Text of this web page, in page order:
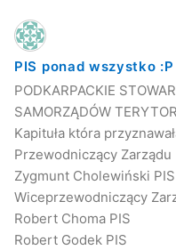
PIS ponad wszystko :P
PODKARPACKIE
SAMORZĄDÓW
Kapituła która
Przewodniczący Zarządu
Zygmunt Cholewiński PIS
Wiceprzewodniczący
Robert Choma PIS
Robert Godek PIS